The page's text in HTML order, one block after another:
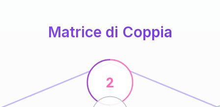
Matrice di Coppia
2